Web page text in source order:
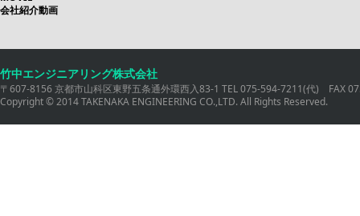
会社紹介動画
竹中エンジニアリング株式会社
〒607-8156 京都市山科区東野五条通外環西入83-1 TEL 075-594-7211(代) FAX
Copyright © 2014 TAKENAKA ENGINEERING CO.,LTD. All Rights Reserved.